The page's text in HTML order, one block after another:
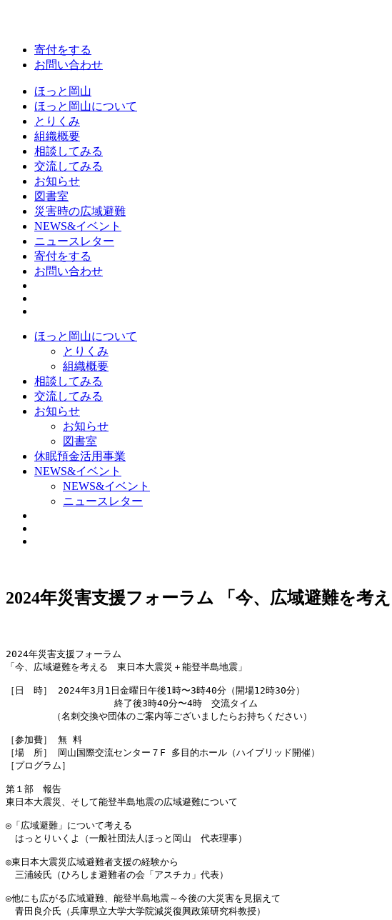
寄付をする
お問い合わせ
ほっと岡山
ほっと岡山について
とりくみ
組織概要
相談してみる
交流してみる
お知らせ
図書室
災害時の広域避難
NEWS&イベント
ニュースレター
寄付をする
お問い合わせ
ほっと岡山について
とりくみ
組織概要
相談してみる
交流してみる
お知らせ
お知らせ
図書室
休眠預金活用事業
NEWS&イベント
NEWS&イベント
ニュースレター
2024年災害支援フォーラム 「今、広域避難を考え
2024年災害支援フォーラム
「今、広域避難を考える　東日本大震災＋能登半島地震」
［日　時］ 2024年3月1日金曜日午後1時〜3時40分（開場12時30分）
                   終了後3時40分〜4時　交流タイム
（名刺交換や団体のご案内等ございましたらお持ちください）
［参加費］ 無 料
［場　所］ 岡山国際交流センター７F 多目的ホール（ハイブリッド開催）
［プログラム］
第１部　報告
東日本大震災、そして能登半島地震の広域避難について
◎「広域避難」について考える
はっとりいくよ（一般社団法人ほっと岡山　代表理事）
◎東日本大震災広域避難者支援の経験から
三浦綾氏（ひろしま避難者の会「アスチカ」代表）
◎他にも広がる広域避難、能登半島地震～今後の大災害を見据えて
青田良介氏（兵庫県立大学大学院減災復興政策研究科教授）